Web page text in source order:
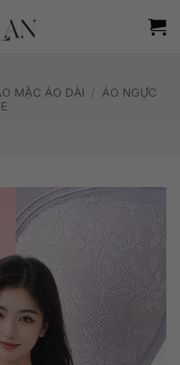
MẶC ÁO DÀI / ÁO NGỰC